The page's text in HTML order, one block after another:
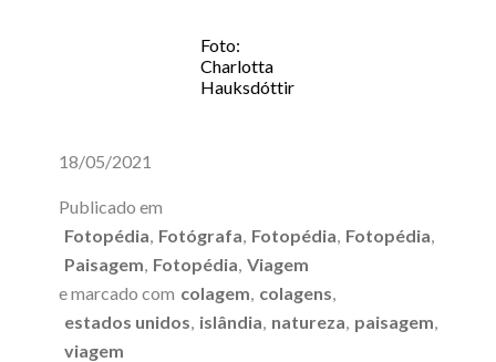
Foto:
Charlotta
Hauksdóttir
18/05/2021
Publicado em
Fotopédia Fotógrafa Fotopédia Fotopédia
Paisagem Fotopédia Viagem
e marcado com colagem colagens
estados unidos islândia natureza paisagem
viagem